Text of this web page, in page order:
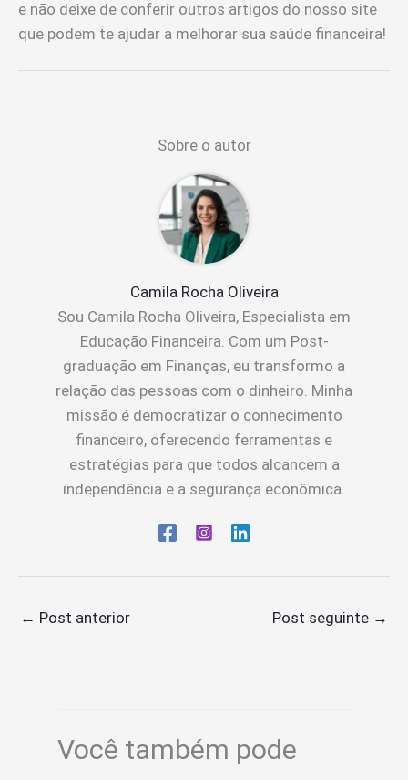
e não deixe de conferir outros artigos do nosso site
que podem te ajudar a melhorar sua saúde financeira!
Sobre o autor
Camila Rocha Oliveira
Sou Camila Rocha Oliveira, Especialista em
Educação Financeira. Com um Post-
graduação em Finanças, eu transformo a
relação das pessoas com o dinheiro. Minha
missão é democratizar o conhecimento
financeiro, oferecendo ferramentas e
estratégias para que todos alcancem a
independência e a segurança econômica.
← Post anterior Post seguinte →
Você também pode